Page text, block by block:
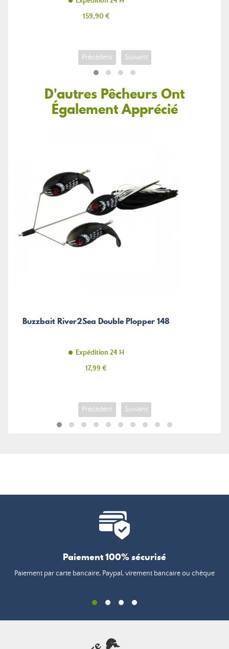
Prix
159,90 €
Précédent Suivant
D'autres Pêcheurs Ont
Également Apprécié
Buzzbait River2Sea Double Plopper 148
Expédition 24 H
Prix
17,99 €
Précédent Suivant
Paiement 100% sécurisé
Paiement par carte bancaire, Paypal, virement bancaire ou chèque